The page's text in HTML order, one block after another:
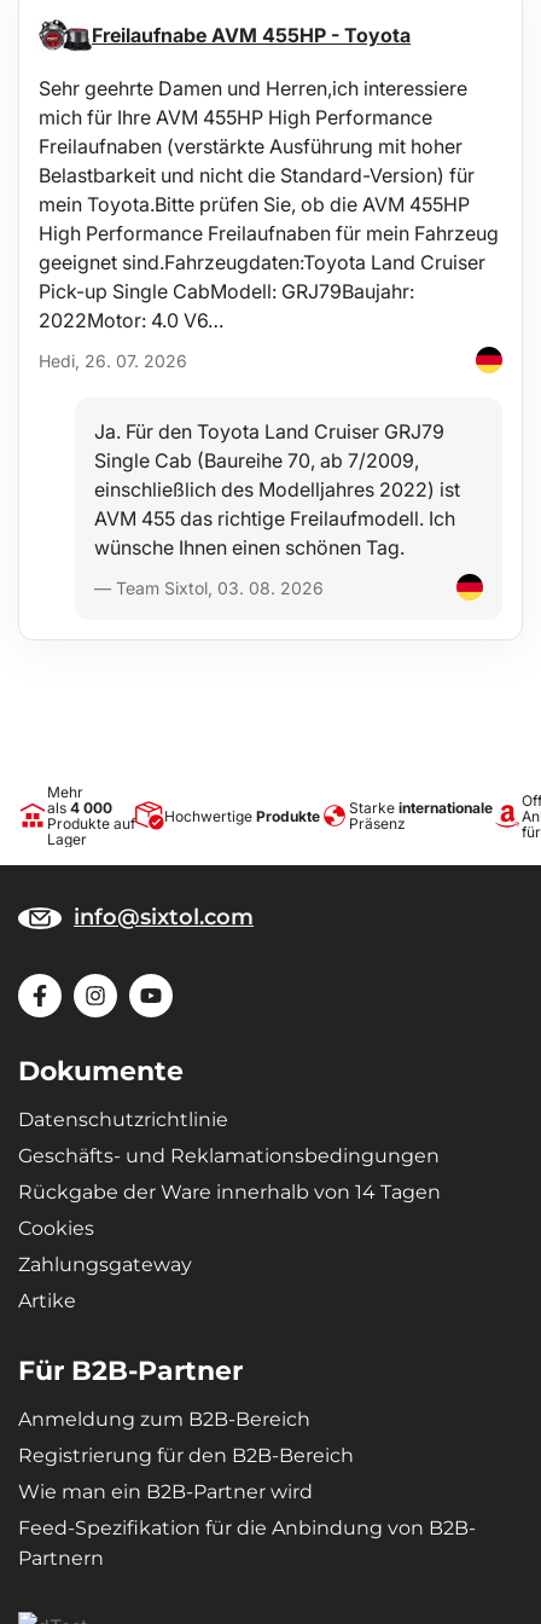
Technische Daten:
Typ: Standard 19 mm (APR, ATC, ATO, ATS)
Abmessungen: 19 x 19 x 5 mm
Anzahl: 100 St.
Freilaufnabe AVM 455HP - Toyota
Sehr geehrte Damen und Herren,ich interessiere
mich für Ihre AVM 455HP High Performance
Freilaufnaben (verstärkte Ausführung mit hoher
Belastbarkeit und nicht die Standard-Version) für
mein Toyota.Bitte prüfen Sie, ob die AVM 455HP
High Performance Freilaufnaben für mein Fahrzeug
geeignet sind.Fahrzeugdaten:Toyota Land Cruiser
Pick-up Single CabModell: GRJ79Baujahr:
2022Motor: 4.0 V6…
Hedi, 26. 07. 2026
Ja. Für den Toyota Land Cruiser GRJ79
Single Cab (Baureihe 70, ab 7/2009,
einschließlich des Modelljahres 2022) ist
AVM 455 das richtige Freilaufmodell. Ich
wünsche Ihnen einen schönen Tag.
— Team Sixtol, 03. 08. 2026
Mehr
als 4 000
Produkte auf
Lager
Hochwertige Produkte Starke internationale
Präsenz
info@sixtol.com
Dokumente
Datenschutzrichtlinie
Geschäfts- und Reklamationsbedingungen
Rückgabe der Ware innerhalb von 14 Tagen
Cookies
Zahlungsgateway
Artike
Für B2B-Partner
Anmeldung zum B2B-Bereich
Registrierung für den B2B-Bereich
Wie man ein B2B-Partner wird
Feed-Spezifikation für die Anbindung von B2B-
Partnern